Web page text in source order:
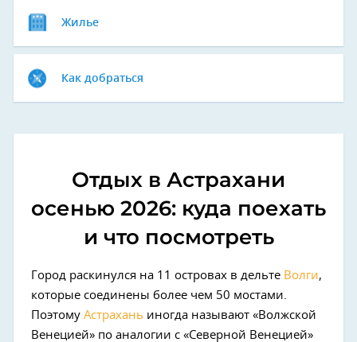
Жилье
Как добраться
Отдых в Астрахани
осенью 2026: куда поехать
и что посмотреть
Город раскинулся на 11 островах в дельте Волги,
которые соединены более чем 50 мостами.
Поэтому Астрахань иногда называют «Волжской
Венецией» по аналогии с «Северной Венецией»